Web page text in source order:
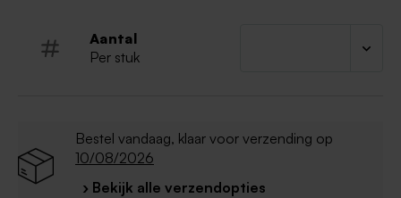
Aantal
Per stuk
Bestel vandaag, klaar voor verzending op
10/08/2026
› Bekijk alle verzendopties